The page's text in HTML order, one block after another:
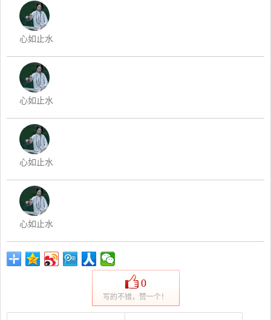
心如止水
心如止水
心如止水
心如止水
0
写的不错，赞一个！